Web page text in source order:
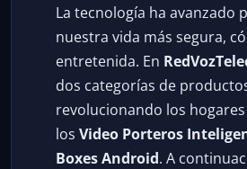
La tecnología ha avanzado
nuestra vida más segura,
entretenida. En
dos categorías de
revolucionando los
los Video Porteros
Boxes Android. A